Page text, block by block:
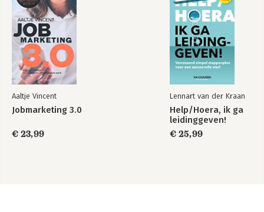
Aaltje Vincent
Jobmarketing 3.0
€ 23,99
Lennart van der Kraan
Help/Hoera, ik ga
leidinggeven!
€ 25,99